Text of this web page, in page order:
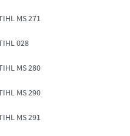
MS 271
028
MS 280
MS 290
MS 291